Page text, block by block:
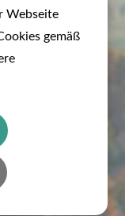
Webseite
gemäß